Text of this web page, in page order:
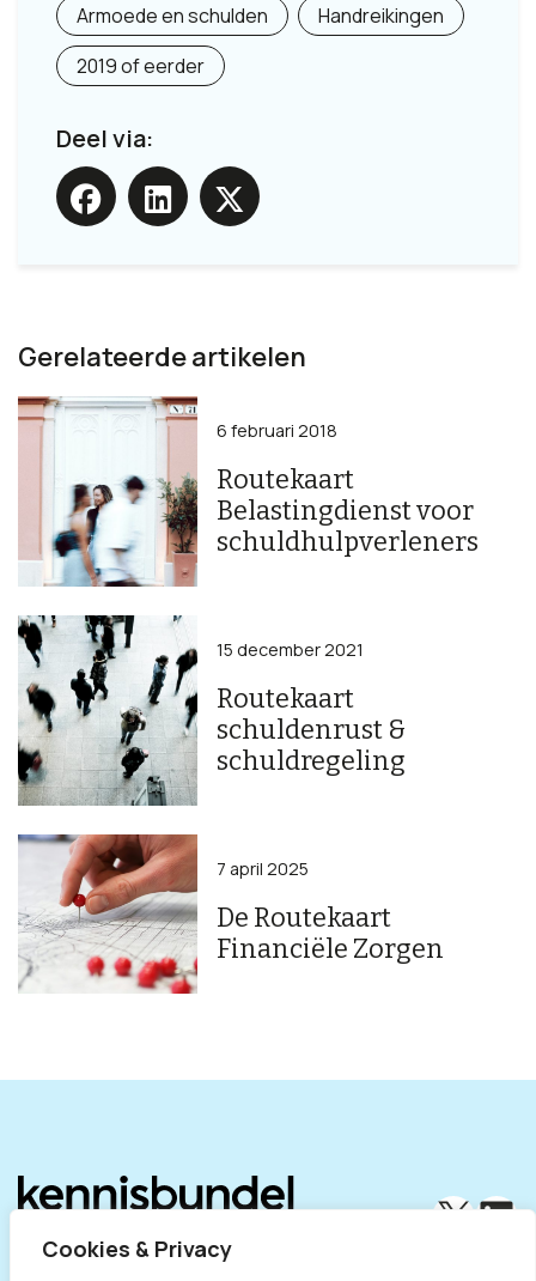
Cookies & Privacy
Armoede en schulden
Handreikingen
2019 of eerder
Deel via:
Gerelateerde artikelen
Routekaart
Belastingdienst voor
schuldhulpverleners
6 februari 2018
Routekaart
schuldenrust &
schuldregeling
15 december 2021
De Routekaart
Financiële Zorgen
7 april 2025
X